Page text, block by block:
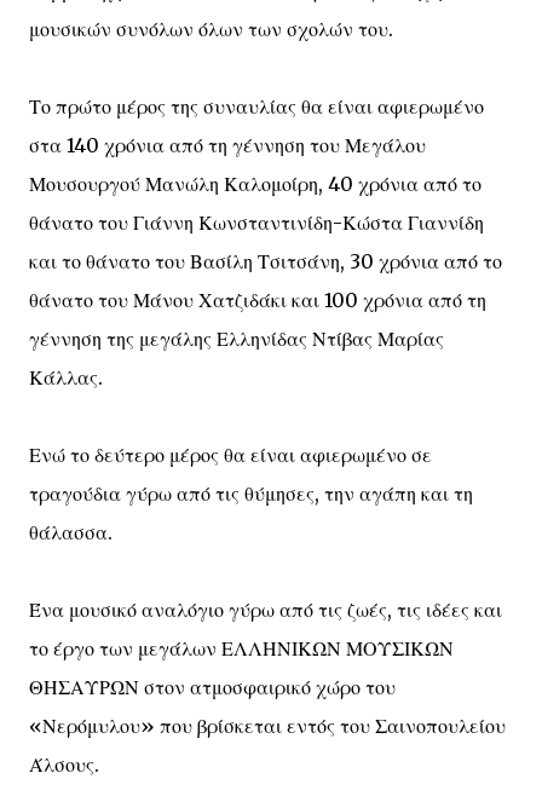
μουσικών συνόλων όλων των σχολών του.
Το πρώτο μέρος της συναυλίας θα είναι αφιερωμένο
στα 140 χρόνια από τη γέννηση του Μεγάλου
Μουσουργού Μανώλη Καλομοίρη, 40 χρόνια από το
θάνατο του Γιάννη Κωνσταντινίδη-Κώστα Γιαννίδη
και το θάνατο του Βασίλη Τσιτσάνη, 30 χρόνια από το
θάνατο του Μάνου Χατζιδάκι και 100 χρόνια από τη
γέννηση της μεγάλης Ελληνίδας Ντίβας Μαρίας
Κάλλας.
Ενώ το δεύτερο μέρος θα είναι αφιερωμένο σε
τραγούδια γύρω από τις θύμησες, την αγάπη και τη
θάλασσα.
Ένα μουσικό αναλόγιο γύρω από τις ζωές, τις ιδέες και
το έργο των μεγάλων ΕΛΛΗΝΙΚΩΝ ΜΟΥΣΙΚΩΝ
ΘΗΣΑΥΡΩΝ στον ατμοσφαιρικό χώρο του
«Νερόμυλου» που βρίσκεται εντός του Σαινοπουλείου
Άλσους.